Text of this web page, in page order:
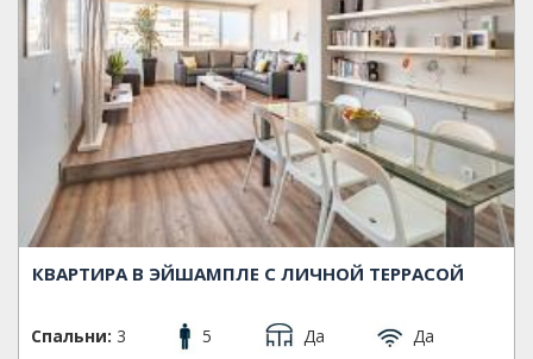
КВАРТИРА В ЭЙШАМПЛЕ С ЛИЧНОЙ ТЕРРАСОЙ
Спальни: 3 5 Да
Да